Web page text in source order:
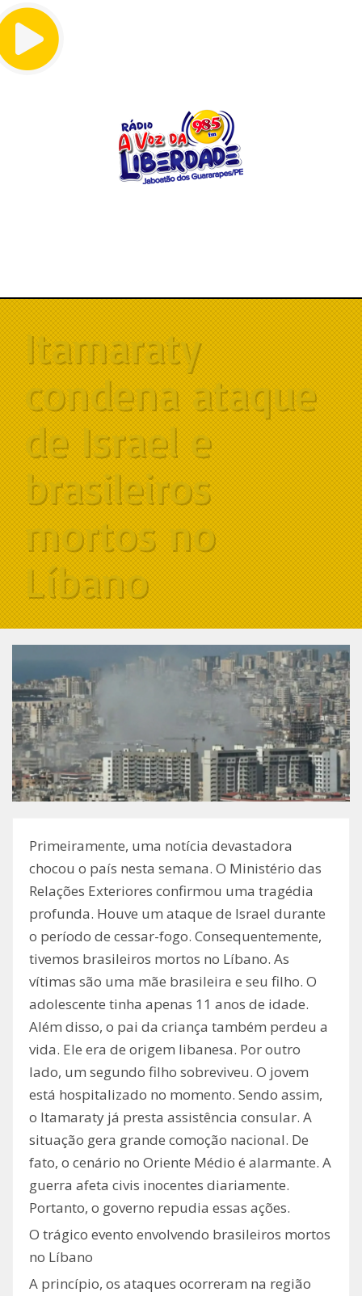
Itamaraty
condena ataque
de Israel e
brasileiros
mortos no
Líbano
Primeiramente, uma notícia devastadora
chocou o país nesta semana. O Ministério das
Relações Exteriores confirmou uma tragédia
profunda. Houve um ataque de Israel durante
o período de cessar-fogo. Consequentemente,
tivemos brasileiros mortos no Líbano. As
vítimas são uma mãe brasileira e seu filho. O
adolescente tinha apenas 11 anos de idade.
Além disso, o pai da criança também perdeu a
vida. Ele era de origem libanesa. Por outro
lado, um segundo filho sobreviveu. O jovem
está hospitalizado no momento. Sendo assim,
o Itamaraty já presta assistência consular. A
situação gera grande comoção nacional. De
fato, o cenário no Oriente Médio é alarmante. A
guerra afeta civis inocentes diariamente.
Portanto, o governo repudia essas ações.
O trágico evento envolvendo brasileiros mortos
no Líbano
A princípio, os ataques ocorreram na região